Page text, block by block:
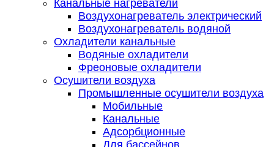
Канальные нагреватели
Воздухонагреватель электрический
Воздухонагреватель водяной
Охладители канальные
Водяные охладители
Фреоновые охладители
Осушители воздуха
Промышленные осушители воздуха
Мобильные
Канальные
Адсорбционные
Для бассейнов